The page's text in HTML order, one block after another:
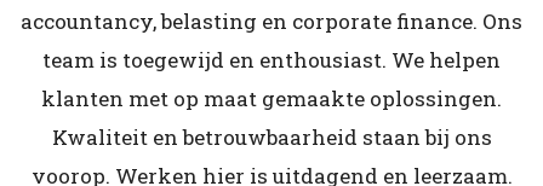
accountancy, belasting en corporate finance. Ons
team is toegewijd en enthousiast. We helpen
klanten met op maat gemaakte oplossingen.
Kwaliteit en betrouwbaarheid staan bij ons
voorop. Werken hier is uitdagend en leerzaam.